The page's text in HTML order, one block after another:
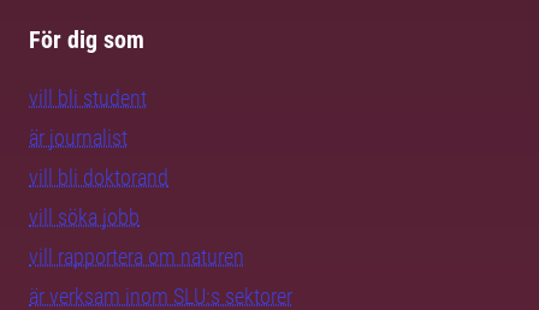
För dig som
vill bli student
är journalist
vill bli doktorand
vill söka jobb
vill rapportera om naturen
är verksam inom SLU:s sektorer